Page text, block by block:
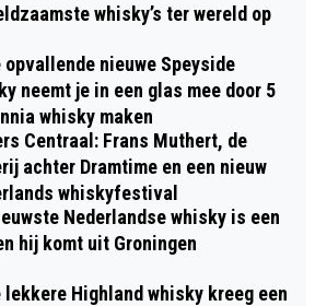
whisky’s ter wereld op
opvallende nieuwe Speyside
neemt je in een glas mee door 5
whisky maken
Centraal: Frans Muthert, de
achter Dramtime en een nieuw
whiskyfestival
Nederlandse whisky is een
hij komt uit Groningen
lekkere Highland whisky kreeg een